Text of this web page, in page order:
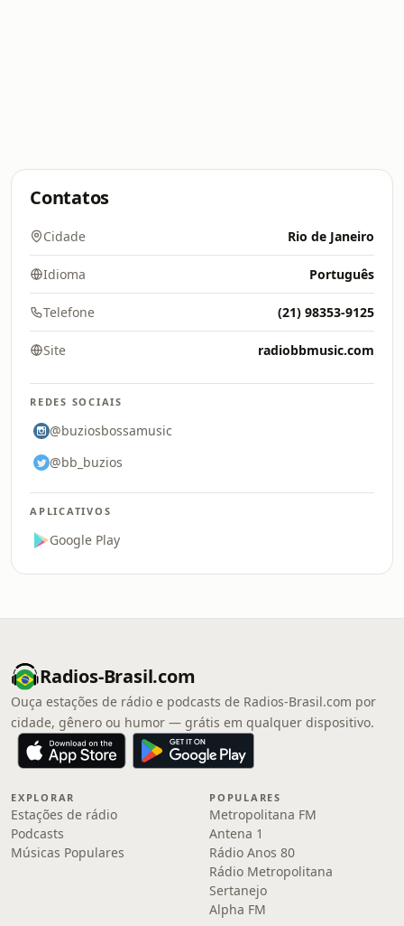
Contatos
Cidade Rio de Janeiro
Idioma Português
Telefone (21) 98353-9125
Site radiobbmusic.com
REDES SOCIAIS
@buziosbossamusic
@bb_buzios
APLICATIVOS
Google Play
Radios-Brasil.com
Ouça estações de rádio e podcasts de Radios-Brasil.com por
cidade, gênero ou humor — grátis em qualquer dispositivo.
EXPLORAR
Estações de rádio
Podcasts
Músicas Populares
POPULARES
Metropolitana FM
Antena 1
Rádio Anos 80
Rádio Metropolitana
Sertanejo
Alpha FM